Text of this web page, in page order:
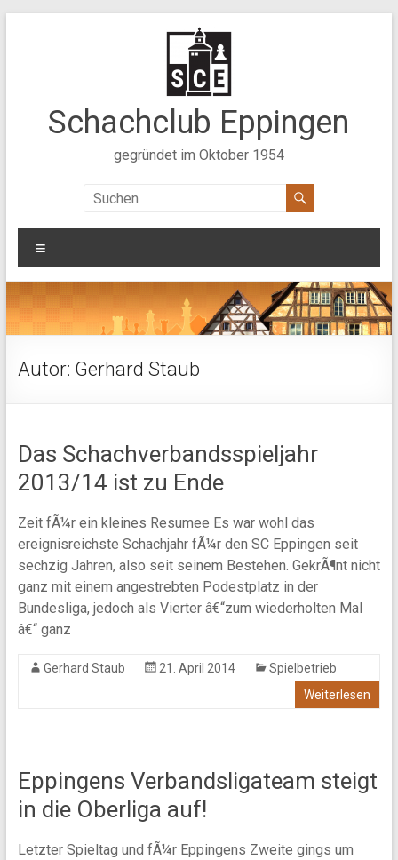
Schachclub Eppingen
gegründet im Oktober 1954
Autor: Gerhard Staub
Das Schachverbandsspieljahr
2013/14 ist zu Ende
Zeit fÃ¼r ein kleines Resumee Es war wohl das
ereignisreichste Schachjahr fÃ¼r den SC Eppingen seit
sechzig Jahren, also seit seinem Bestehen. GekrÃ¶nt nicht
ganz mit einem angestrebten Podestplatz in der
Bundesliga, jedoch als Vierter â€“zum wiederholten Mal
â€“ ganz
Gerhard Staub 21. April 2014
Spielbetrieb
Weiterlesen
Eppingens Verbandsligateam steigt
in die Oberliga auf!
Letzter Spieltag und fÃ¼r Eppingens Zweite gings um